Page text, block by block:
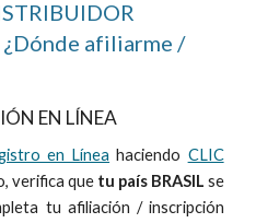
¿Dónde afiliarme /
EN LÍNEA
en Línea haciendo CLIC
verifica que tu país BRASIL se
tu afiliación / inscripción